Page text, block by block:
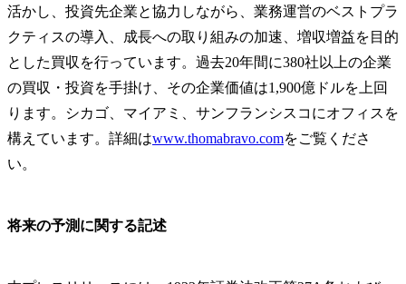
活かし、投資先企業と協力しながら、業務運営のベストプラ
クティスの導入、成長への取り組みの加速、増収増益を目的
とした買収を行っています。過去20年間に380社以上の企業
の買収・投資を手掛け、その企業価値は1,900億ドルを上回
ります。シカゴ、マイアミ、サンフランシスコにオフィスを
構えています。詳細はwww.thomabravo.comをご覧くださ
い。
将来の予測に関する記述